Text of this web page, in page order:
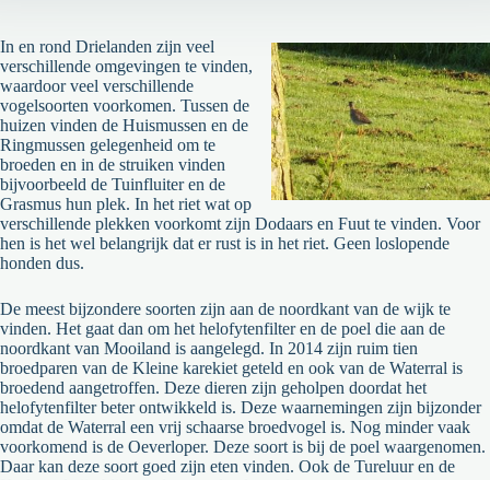
In en rond Drielanden zijn veel
verschillende omgevingen te vinden,
waardoor veel verschillende
vogelsoorten voorkomen. Tussen de
huizen vinden de Huismussen en de
Ringmussen gelegenheid om te
broeden en in de struiken vinden
bijvoorbeeld de Tuinfluiter en de
Grasmus hun plek. In het riet wat op
verschillende plekken voorkomt zijn Dodaars en Fuut te vinden. Voor
hen is het wel belangrijk dat er rust is in het riet. Geen loslopende
honden dus.
De meest bijzondere soorten zijn aan de noordkant van de wijk te
vinden. Het gaat dan om het helofytenfilter en de poel die aan de
noordkant van Mooiland is aangelegd. In 2014 zijn ruim tien
broedparen van de Kleine karekiet geteld en ook van de Waterral is
broedend aangetroffen. Deze dieren zijn geholpen doordat het
helofytenfilter beter ontwikkeld is. Deze waarnemingen zijn bijzonder
omdat de Waterral een vrij schaarse broedvogel is. Nog minder vaak
voorkomend is de Oeverloper. Deze soort is bij de poel waargenomen.
Daar kan deze soort goed zijn eten vinden. Ook de Tureluur en de